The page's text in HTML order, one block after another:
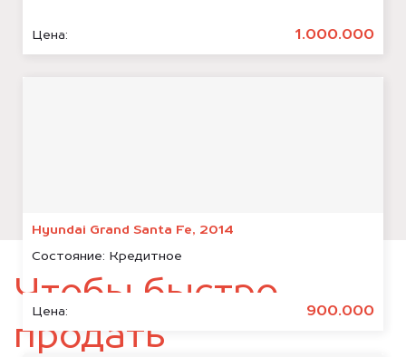
Цена: 1.000.000
Hyundai Grand Santa Fe, 2014
Состояние: Кредитное
Цена: 900.000
Чтобы быстро
продать